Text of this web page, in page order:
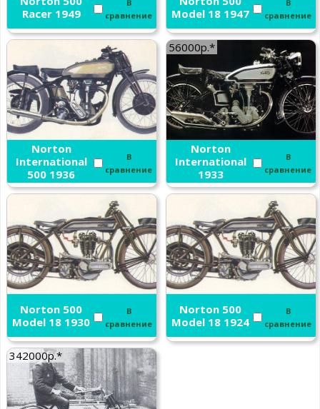
Racer 1949
В
сравнение
Model 18 1947
В
сравнение
Norton
International
500 1936
В
сравнение
56000р.*
Norton
International
1933
В
сравнение
Norton 500
Model 18 1930
В
сравнение
Norton 500
Model 18 1924
В
сравнение
342000р.*